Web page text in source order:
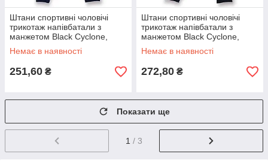
Штани спортивні чоловічі
трикотаж напівбатали з
манжетом Black Cyclone,
розміри 3XL-7XL, сині, 2235
Немає в наявності
251,60 ₴
Штани спортивні чоловічі
трикотаж напівбатали з
манжетом Black Cyclone,
розміри 3XL-7XL, чорні, 6019
Немає в наявності
272,80 ₴
Показати ще
1 / 3